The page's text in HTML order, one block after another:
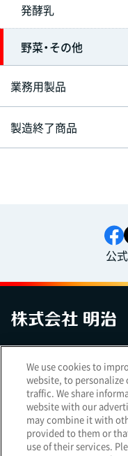
発酵乳
野菜・その他
業務用製品
製造終了商品
公
アクセシビリティへの対
Cookie Settings
明治ホールディングス株
We use cookies to
website, to personalize
traffic. We share
website with our
may combine it with
provided to them or
use of their services.